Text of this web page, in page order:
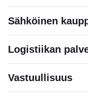
Sähköinen
Logistiikan
Vastuullisuus